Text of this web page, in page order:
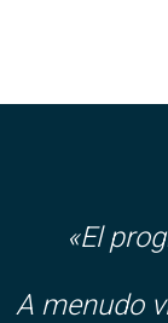
«El
A menudo